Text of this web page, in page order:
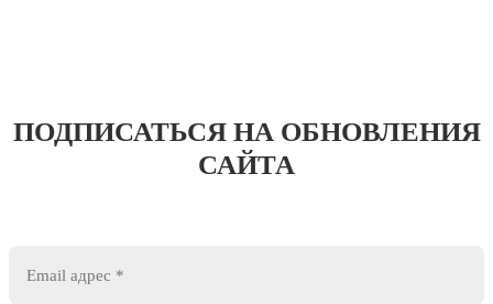
ПОДПИСАТЬСЯ НА ОБНОВЛЕНИЯ
САЙТА